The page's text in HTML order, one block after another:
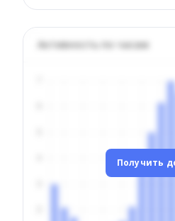
Активность по часам
Получить